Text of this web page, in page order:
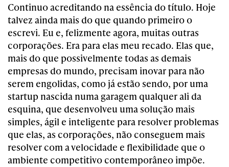
Continuo acreditando na essência do título. Hoje
talvez ainda mais do que quando primeiro o
escrevi. Eu e, felizmente agora, muitas outras
corporações. Era para elas meu recado. Elas que,
mais do que possivelmente todas as demais
empresas do mundo, precisam inovar para não
serem engolidas, como já estão sendo, por uma
startup nascida numa garagem qualquer ali da
esquina, que desenvolveu uma solução mais
simples, ágil e inteligente para resolver problemas
que elas, as corporações, não conseguem mais
resolver com a velocidade e flexibilidade que o
ambiente competitivo contemporâneo impõe.